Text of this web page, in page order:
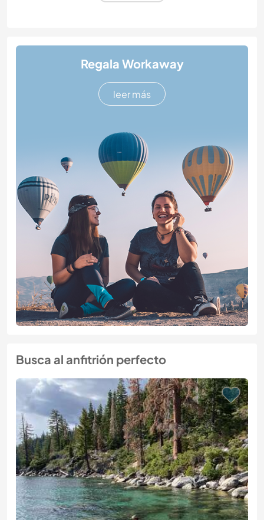
Regala Workaway
leer más
Busca al anfitrión perfecto